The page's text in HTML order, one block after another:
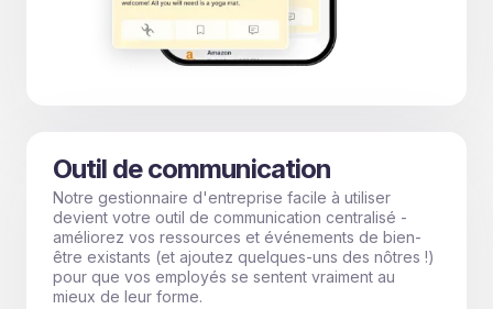
Outil de communication
Notre gestionnaire d'entreprise facile à utiliser
devient votre outil de communication centralisé -
améliorez vos ressources et événements de bien-
être existants (et ajoutez quelques-uns des nôtres !)
pour que vos employés se sentent vraiment au
mieux de leur forme.